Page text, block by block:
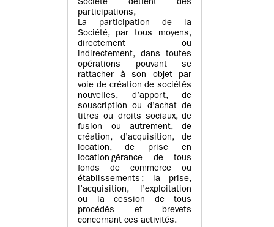
Société détient des
participations,
La participation de la
Société, par tous moyens,
directement ou
indirectement, dans toutes
opérations pouvant se
rattacher à son objet par
voie de création de sociétés
nouvelles, d’apport, de
souscription ou d’achat de
titres ou droits sociaux, de
fusion ou autrement, de
création, d’acquisition, de
location, de prise en
location-gérance de tous
fonds de commerce ou
établissements ; la prise,
l’acquisition, l’exploitation
ou la cession de tous
procédés et brevets
concernant ces activités.